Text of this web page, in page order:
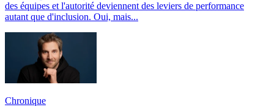
des équipes et l'autorité deviennent des leviers de performance
autant que d'inclusion. Oui, mais...
Chronique